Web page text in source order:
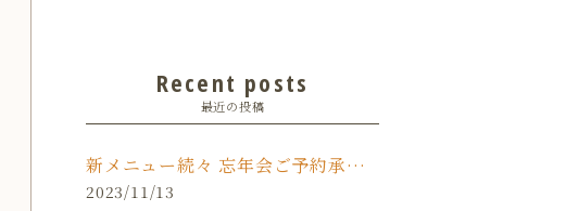
Recent posts
最近の投稿
新メニュー続々 忘年会ご予約承り中です‼️
2023/11/13